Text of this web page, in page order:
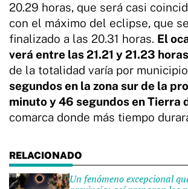
20.29 horas, que será casi
con el máximo del eclipse, que
finalizado a las 20.31 horas. El
verá entre las 21.21 y 21.23 horas
de la totalidad varía por
segundos en la zona sur de la
minuto y 46 segundos en Tierra
comarca donde más tiempo
Un fenómeno excepcional